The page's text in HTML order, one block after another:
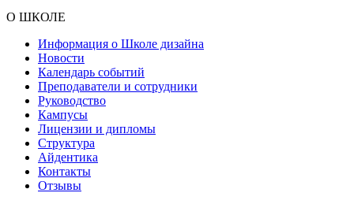
О ШКОЛЕ
Информация о Школе дизайна
Новости
Календарь событий
Преподаватели и сотрудники
Руководство
Кампусы
Лицензии и дипломы
Структура
Айдентика
Контакты
Отзывы